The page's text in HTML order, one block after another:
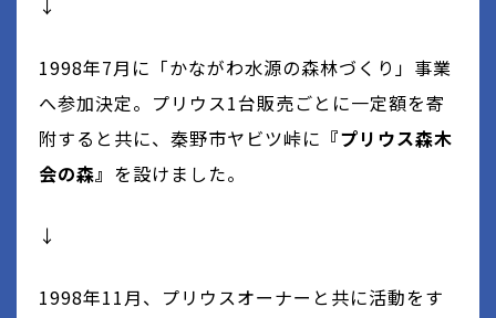
↓
1998年7月に「かながわ水源の森林づくり」事業
へ参加決定。プリウス1台販売ごとに一定額を寄
附すると共に、秦野市ヤビツ峠に 『プリウス森木
会の森』 を設けました。
↓
1998年11月、プリウスオーナーと共に活動をす